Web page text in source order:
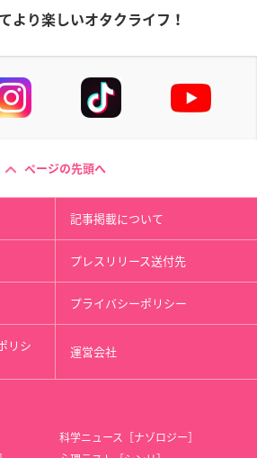
より楽しいオタクライフ！
ページの先頭へ
記事掲載について
プレスリリース送付先
プライバシーポリシー
リシ 運営会社
科学ニュース［ナゾロジー］